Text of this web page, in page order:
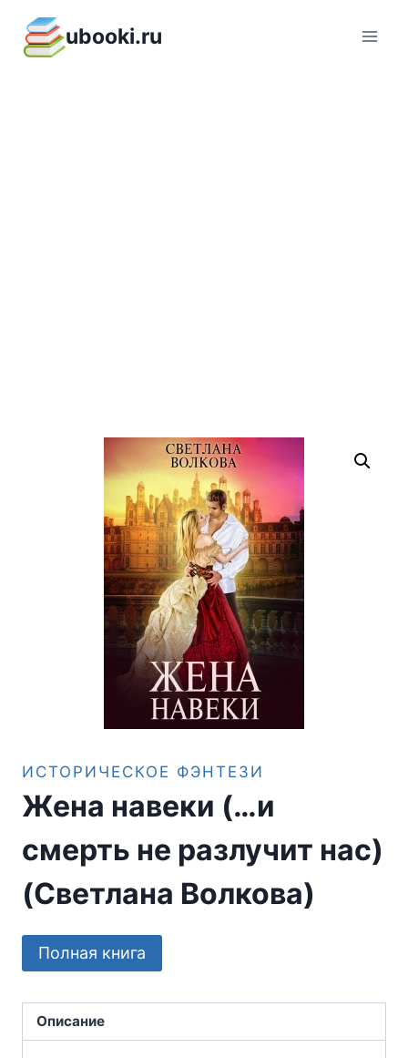
содержимому
ubooki.ru
ИСТОРИЧЕСКОЕ ФЭНТЕЗИ
Жена навеки (…и
смерть не разлучит нас)
(Светлана Волкова)
Полная книга
Описание